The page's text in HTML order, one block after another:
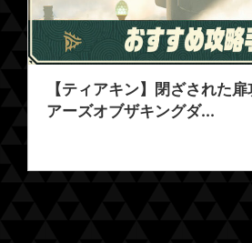
【ティアキン】閉ざされた
アーズオブザキングダ...